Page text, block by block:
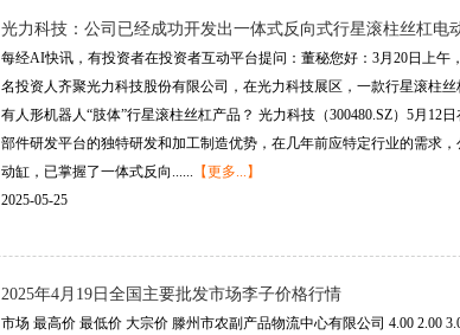
光力科技：公司已经成功开发出一体式反向式行星滚柱丝杠电
每经AI快讯，有投资者在投资者互动平台提问：董秘您好：3月20日上午
名投资人齐聚光力科技股份有限公司，在光力科技展区，一款行星滚柱
有人形机器人“肢体”行星滚柱丝杠产品？ 光力科技（300480.SZ）5月12
部件研发平台的独特研发和加工制造优势，在几年前应特定行业的需求
动缸，已掌握了一体式反向...... 【更多...】
2025-05-25
2025年4月19日全国主要批发市场李子价格行情
市场 最高价 最低价 大宗价 滕州市农副产品物流中心有限公司 4.00 2.00